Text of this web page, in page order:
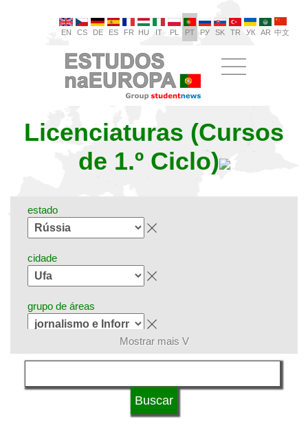
EN CS DE ES FR HU IT PL PT РУ SK TR УК AR 中文
Licenciaturas (Cursos
de 1.º Ciclo)
estado
cidade
grupo de áreas
língua
Mostrar mais V